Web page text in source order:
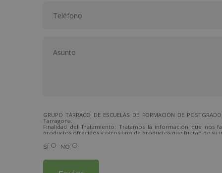
GRUPO TARRACO DE ESCUELAS DE FORMACIÓN DE
Tarragona.
Finalidad del Tratamiento: Tratamos la información que
productos ofrecidos y otros tipo de productos que fueran de su
Derechos: Puede ejercitar sus derechos identificándose
Para más información consulte nuestra Política de Privacidad.
SÍ NO